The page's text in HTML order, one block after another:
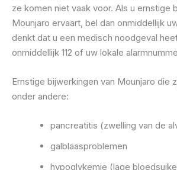
ze komen niet vaak voor. Als u ernstige
Mounjaro ervaart, bel dan onmiddellijk
denkt dat u een medisch noodgeval
onmiddellijk 112 of uw lokale
Ernstige bijwerkingen van Mounjaro die
onder andere:
pancreatitis (zwelling van de
galblaasproblemen
hypoglykemie (lage